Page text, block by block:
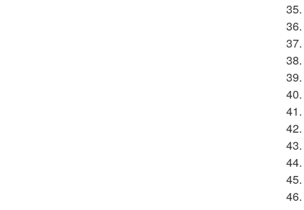
35.
36.
37.
38.
39.
40.
41.
42.
43.
44.
45.
46.